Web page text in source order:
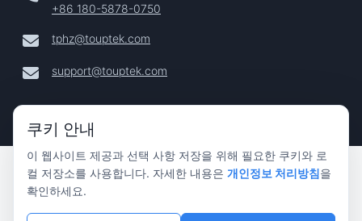
+86 180-5878-0750
tphz@touptek.com
support@touptek.com
Copyright © 2024–2026 Hangzhou ToupTek Photonics Co.,
쿠키 안내
이 웹사이트 제공과 선택 사항 저장을 위해 필요한 쿠키와 로
컬 저장소를 사용합니다. 자세한 내용은 개인정보 처리방침을
확인하세요.